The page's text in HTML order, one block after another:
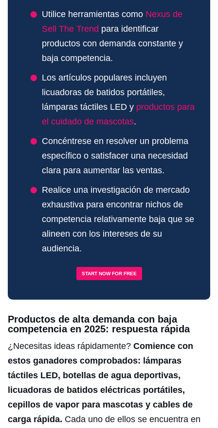
Utilice herramientas como Nexus de
Sell The Trend para identificar
productos con demanda constante y
baja competencia.
Los artículos populares incluyen
licuadoras de batidos portátiles,
lámparas táctiles LED y productos para
el cuidado de mascotas.
Concéntrese en resolver un problema
específico o satisfacer una necesidad
clara para aumentar las ventas.
Realice una investigación de mercado
exhaustiva para encontrar nichos de
competencia relativamente baja que se
alineen con los intereses de su
audiencia.
START NOW FOR FREE
Productos de alta demanda con baja
competencia en 2025: respuesta rápida
¿Necesitas ideas rápidamente? Comience con
estos ganadores comprobados: lámparas
táctiles LED, botellas de agua deportivas,
licuadoras de batidos eléctricas portátiles,
cepillos de vapor para mascotas y cables de
carga rápida. Cada uno de ellos se encuentra en